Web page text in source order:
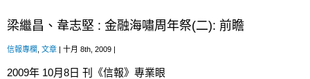
梁繼昌、韋志堅 : 金融海嘯周年祭(二): 前瞻
信報專欄 文章 | 十月 8th, 2009 |
2009年 10月8日 刊《信報》專業眼